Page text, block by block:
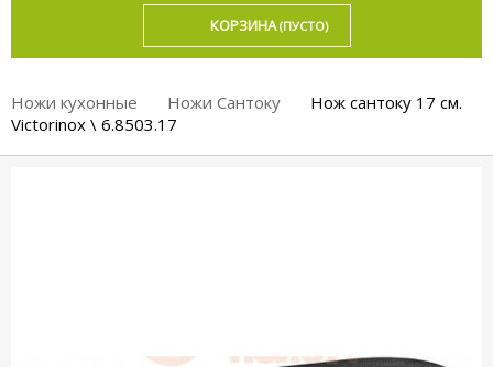
КОРЗИНА (ПУСТО)
Ножи кухонные Ножи Сантоку
Нож сантоку 17 см.
Victorinox \ 6.8503.17